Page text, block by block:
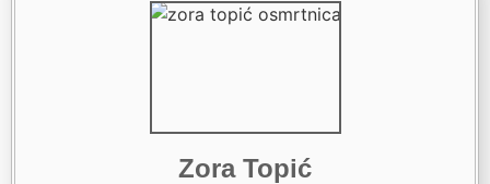
Zora Topić